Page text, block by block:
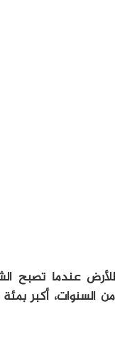
عندما تصبح
السنوات، أكبر